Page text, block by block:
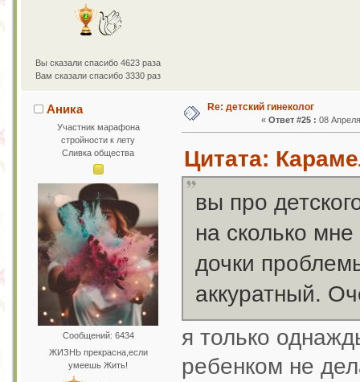
Вы сказали спасибо 4623 раза
Вам сказали спасибо 3330 раз
Аника
Участник марафона
стройности к лету
Сливка общества
Сообщений: 6434
ЖИЗНЬ прекрасна,если
умеешь Жить!
Re: детский гинеколог
«Ответ #25 : 08
Цитата:
вы про
на сколько
дочки
аккуратный.
я только
ребенком не